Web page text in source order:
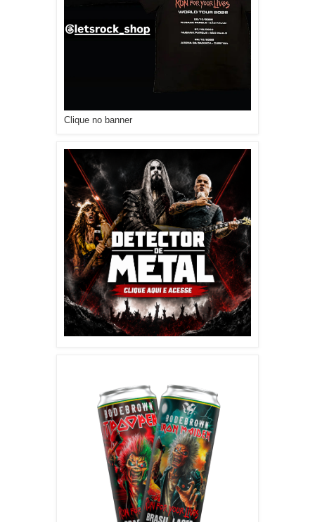
Clique no banner